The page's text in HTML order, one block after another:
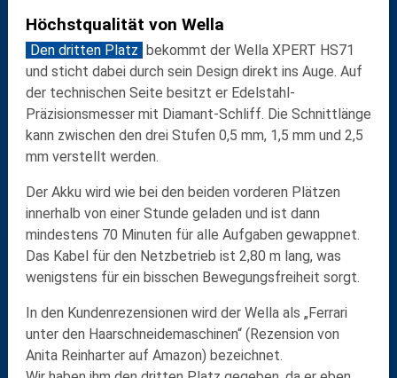
Höchstqualität von Wella
Den dritten Platz bekommt der Wella XPERT HS71
und sticht dabei durch sein Design direkt ins Auge. Auf
der technischen Seite besitzt er Edelstahl-
Präzisionsmesser mit Diamant-Schliff. Die Schnittlänge
kann zwischen den drei Stufen 0,5 mm, 1,5 mm und 2,5
mm verstellt werden.
Der Akku wird wie bei den beiden vorderen Plätzen
innerhalb von einer Stunde geladen und ist dann
mindestens 70 Minuten für alle Aufgaben gewappnet.
Das Kabel für den Netzbetrieb ist 2,80 m lang, was
wenigstens für ein bisschen Bewegungsfreiheit sorgt.
In den Kundenrezensionen wird der Wella als „Ferrari
unter den Haarschneidemaschinen“ (Rezension von
Anita Reinharter auf Amazon) bezeichnet.